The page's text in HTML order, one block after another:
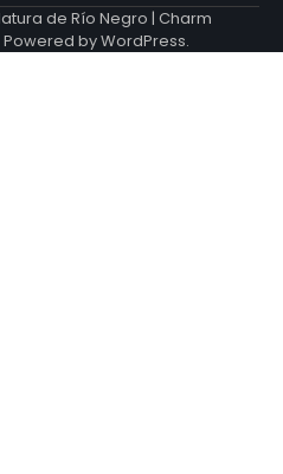
de Río Negro | Charm
Powered byWordPress.